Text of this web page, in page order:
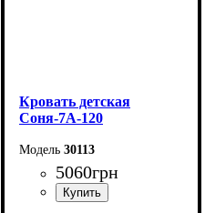
Кровать детская
Соня-7А-120
30113
5060грн